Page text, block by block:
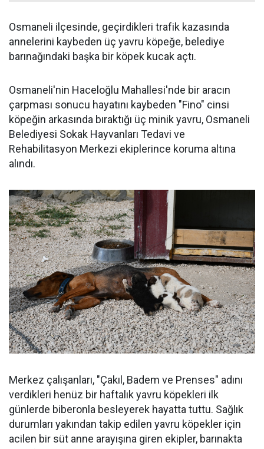
Osmaneli ilçesinde, geçirdikleri trafik kazasında
annelerini kaybeden üç yavru köpeğe, belediye
barınağındaki başka bir köpek kucak açtı.
Osmaneli'nin Haceloğlu Mahallesi'nde bir aracın
çarpması sonucu hayatını kaybeden "Fino" cinsi
köpeğin arkasında bıraktığı üç minik yavru, Osmaneli
Belediyesi Sokak Hayvanları Tedavi ve
Rehabilitasyon Merkezi ekiplerince koruma altına
alındı.
Merkez çalışanları, "Çakıl, Badem ve Prenses" adını
verdikleri henüz bir haftalık yavru köpekleri ilk
günlerde biberonla besleyerek hayatta tuttu. Sağlık
durumları yakından takip edilen yavru köpekler için
acilen bir süt anne arayışına giren ekipler, barınakta